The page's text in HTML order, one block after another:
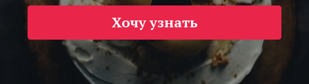
Хочу узнать